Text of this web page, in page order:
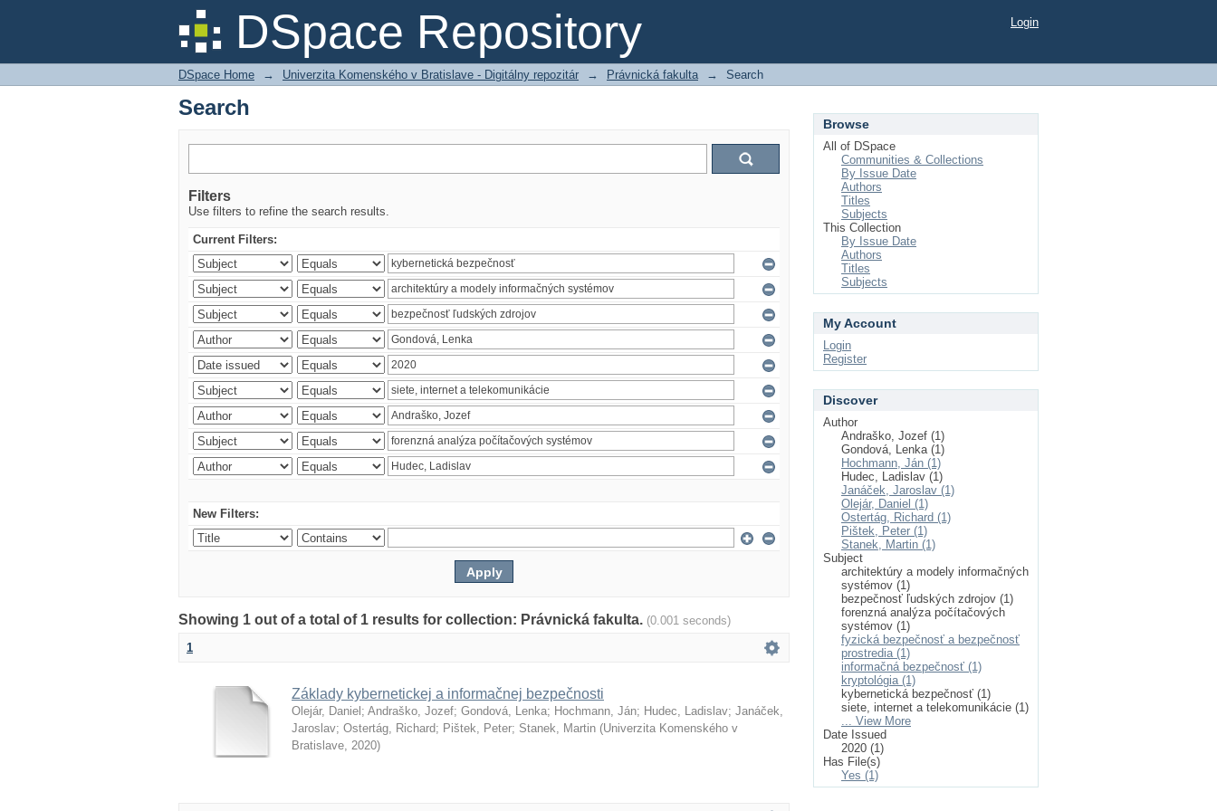
DSpace Repository
Search Login
DSpace Home → Univerzita Komenského v Bratislave - Digitálny repozitár → Právnická fakulta → Search
Search
Filters
Use filters to refine the search results.
Current Filters:
New Filters:
Showing 1 out of a total of 1 results for collection: Právnická fakulta. (0.001 seconds)
1
Základy kybernetickej a informačnej bezpečnosti
Olejár, Daniel ; Andraško, Jozef; Gondová, Lenka; Hochmann, Ján; Hudec, Ladislav; Janáček,
Jaroslav; Ostertág, Richard; Pištek, Peter; Stanek, Martin (Univerzita Komenského v
Bratislave, 2020)
Browse
All of DSpace
Communities & Collections
By Issue Date
Authors
Titles
Subjects
This Collection
By Issue Date
Authors
Titles
Subjects
My Account
Login
Register
Discover
Author
Andraško, Jozef (1)
Gondová, Lenka (1)
Hochmann, Ján (1)
Hudec, Ladislav (1)
Janáček, Jaroslav (1)
Olejár, Daniel (1)
Ostertág, Richard (1)
Pištek, Peter (1)
Stanek, Martin (1)
Subject
architektúry a modely informačných
systémov (1)
bezpečnosť ľudských zdrojov (1)
forenzná analýza počítačových
systémov (1)
fyzická bezpečnosť a bezpečnosť
prostredia (1)
informačná bezpečnosť (1)
kryptológia (1)
kybernetická bezpečnosť (1)
siete, internet a telekomunikácie (1)
... View More
Date Issued
2020 (1)
Has File(s)
Yes (1)